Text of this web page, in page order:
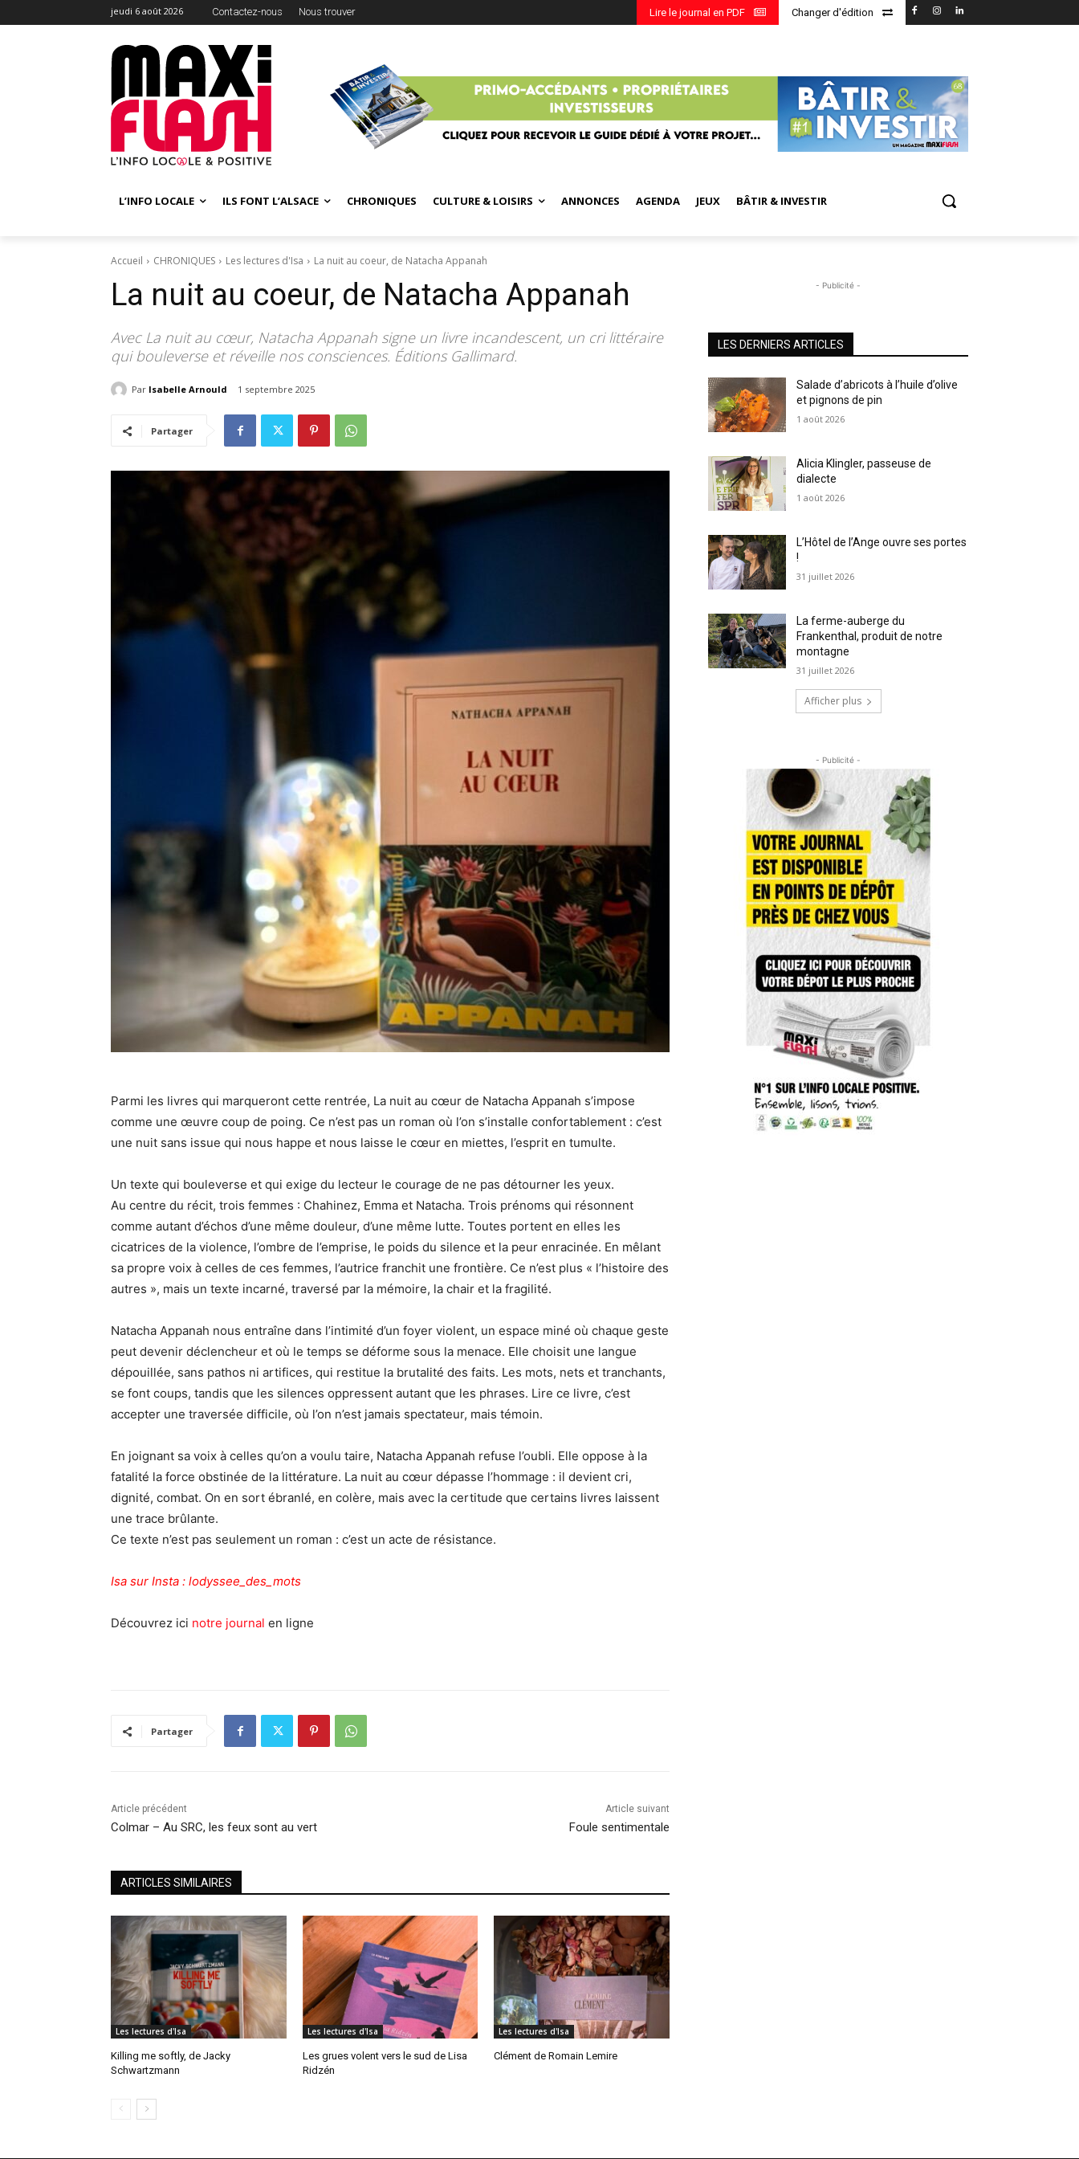
jeudi 6 août 2026 Contactez-nous Nous trouver Changer d'édition
Lire le journal en PDF
L’INFO LOCALE ILS FONT L’ALSACE CHRONIQUES CULTURE & LOISIRS ANNONCES AGENDA JEUX BÂTIR & INVESTIR
Accueil CHRONIQUES Les lectures d'Isa La nuit au coeur, de Natacha Appanah
La nuit au coeur, de Natacha Appanah
Avec La nuit au cœur, Natacha Appanah signe un livre incandescent, un cri littéraire
qui bouleverse et réveille nos consciences. Éditions Gallimard.
Par Isabelle Arnould 1 septembre 2025
Partager
Parmi les livres qui marqueront cette rentrée, La nuit au cœur de Natacha Appanah s’impose
comme une œuvre coup de poing. Ce n’est pas un roman où l’on s’installe confortablement : c’est
une nuit sans issue qui nous happe et nous laisse le cœur en miettes, l’esprit en tumulte.
Un texte qui bouleverse et qui exige du lecteur le courage de ne pas détourner les yeux.
Au centre du récit, trois femmes : Chahinez, Emma et Natacha. Trois prénoms qui résonnent
comme autant d’échos d’une même douleur, d’une même lutte. Toutes portent en elles les
cicatrices de la violence, l’ombre de l’emprise, le poids du silence et la peur enracinée. En mêlant
sa propre voix à celles de ces femmes, l’autrice franchit une frontière. Ce n’est plus « l’histoire des
autres », mais un texte incarné, traversé par la mémoire, la chair et la fragilité.
Natacha Appanah nous entraîne dans l’intimité d’un foyer violent, un espace miné où chaque geste
peut devenir déclencheur et où le temps se déforme sous la menace. Elle choisit une langue
dépouillée, sans pathos ni artifices, qui restitue la brutalité des faits. Les mots, nets et tranchants,
se font coups, tandis que les silences oppressent autant que les phrases. Lire ce livre, c’est
accepter une traversée difficile, où l’on n’est jamais spectateur, mais témoin.
En joignant sa voix à celles qu’on a voulu taire, Natacha Appanah refuse l’oubli. Elle oppose à la
fatalité la force obstinée de la littérature. La nuit au cœur dépasse l’hommage : il devient cri,
dignité, combat. On en sort ébranlé, en colère, mais avec la certitude que certains livres laissent
une trace brûlante.
Ce texte n’est pas seulement un roman : c’est un acte de résistance.
Isa sur Insta : lodyssee_des_mots
Découvrez ici notre journal en ligne
Partager
Article précédent
Colmar – Au SRC, les feux sont au vert
Article suivant
Foule sentimentale
ARTICLES SIMILAIRES
Les lectures d'Isa
Killing me softly, de Jacky
Schwartzmann
Les lectures d'Isa
Les grues volent vers le sud de Lisa
Ridzén
Les lectures d'Isa
Clément de Romain Lemire
- Publicité -
LES DERNIERS ARTICLES
Salade d’abricots à l’huile d’olive
et pignons de pin
1 août 2026
Alicia Klingler, passeuse de
dialecte
1 août 2026
L’Hôtel de l’Ange ouvre ses portes
!
31 juillet 2026
La ferme-auberge du
Frankenthal, produit de notre
montagne
31 juillet 2026
Afficher plus
- Publicité -